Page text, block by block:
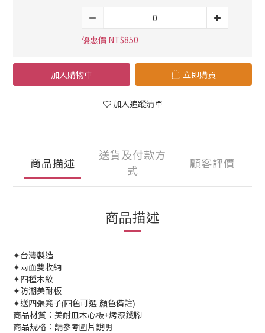
優惠價 NT$850
加入購物車 立即購買
加入追蹤清單
商品描述
送貨及付款方
式
顧客評價
商品描述
✦台灣製造
✦兩面雙收納
✦四種木紋
✦防潮美耐板
✦送四張凳子(四色可選 顏色備註)
商品材質：美耐皿木心板+烤漆鐵腳
商品規格：請參考圖片說明